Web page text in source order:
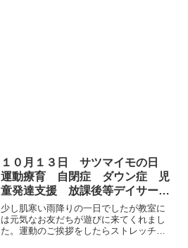
１０月１３日 サツマイモの日
運動療育 自閉症 ダウン症 児
童発達支援 放課後等デイサービ
ス 常総市 つくばみらい市 坂
東市
少し肌寒い雨降りの一日でしたが教室に
は元気なお友だちが遊びに来てくれまし
た。運動のご挨拶をしたらストレッチと